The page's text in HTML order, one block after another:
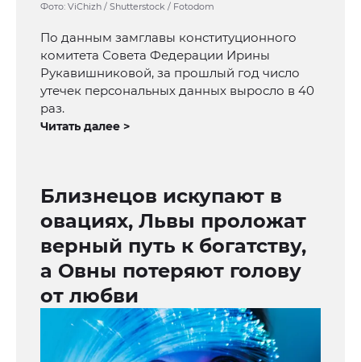
Фото: ViChizh / Shutterstock / Fotodom
По данным замглавы конституционного
комитета Совета Федерации Ирины
Рукавишниковой, за прошлый год число
утечек персональных данных выросло в 40
раз.
Читать далее >
Близнецов искупают в
овациях, Львы проложат
верный путь к богатству,
а Овны потеряют голову
от любви